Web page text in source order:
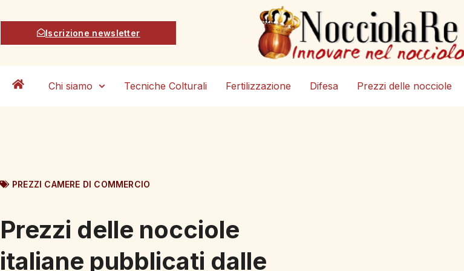
Iscrizione newsletter
Chi siamo Tecniche Colturali Fertilizzazione Difesa Prezzi delle nocciole
PREZZI CAMERE DI COMMERCIO
Prezzi delle nocciole
italiane pubblicati dalle